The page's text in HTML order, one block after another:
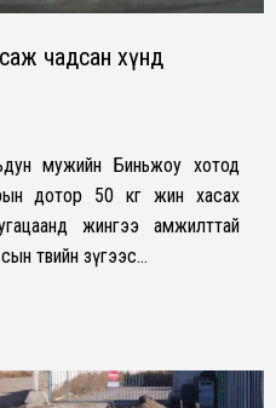
чадсан хүнд
мужийн Биньжоу хотод
дотор 50 кг жин хасах
жингээ амжилттай
төвийн зүгээс…